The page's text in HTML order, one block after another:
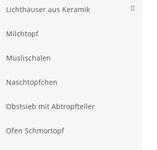
Lichthäuser aus Keramik
Milchtopf
Müslischalen
Naschtöpfchen
Obstsieb mit Abtropfteller
Ofen Schmortopf